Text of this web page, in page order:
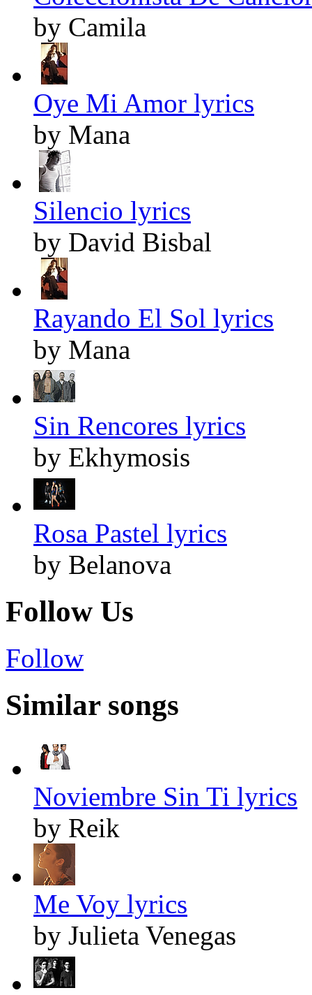
by Camila
Oye Mi Amor lyrics
by Mana
Silencio lyrics
by David Bisbal
Rayando El Sol lyrics
by Mana
Sin Rencores lyrics
by Ekhymosis
Rosa Pastel lyrics
by Belanova
Follow Us
Follow
Similar songs
Noviembre Sin Ti lyrics
by Reik
Me Voy lyrics
by Julieta Venegas